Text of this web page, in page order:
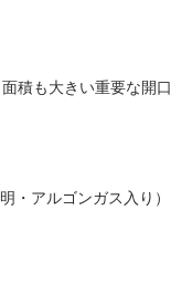
積も大きい重要な開口
・アルゴンガス入り）